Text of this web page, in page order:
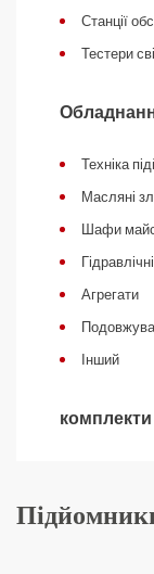
Станції
Тестери
Техніка
Масляні
Шафи
Агрегати
Інший
комплекти